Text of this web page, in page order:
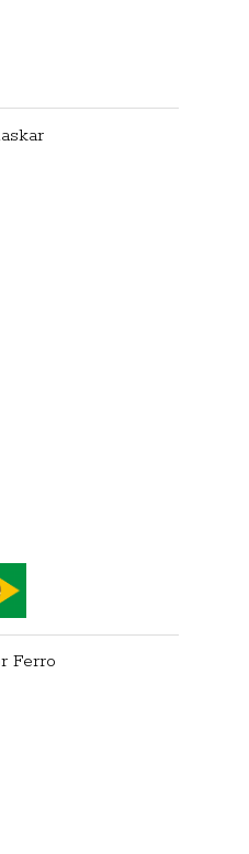
Ferro